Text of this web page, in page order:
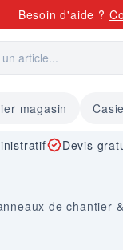
Besoin d'aide ?
magasin
Devis
de chantier